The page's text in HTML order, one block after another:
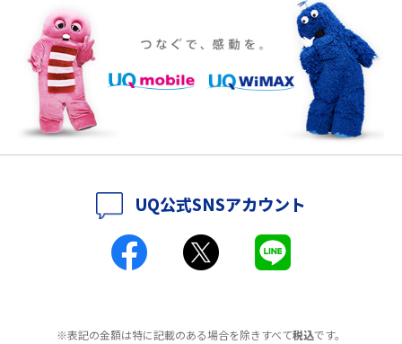
ポケット型Wi-Fiをレンタルするメリットとは？選び方や向いている方の特
徴も紹介
持ち運びできるポケット型Wi-Fiのおススメの選び方は？メリット・デメリ
ットも紹介
ポケット型Wi-Fiはクレカなしでも利用できる？口座振替の方法や注意点も
ポケット型Wi-Fiとは？通信の仕組みやメリット・デメリットを解説
工事不要！置くだけWi-Fiの特徴は？メリット・デメリットや選び方を解説
UQ公式SNSアカウント
※表記の金額は特に記載のある場合を除きすべて税込です。